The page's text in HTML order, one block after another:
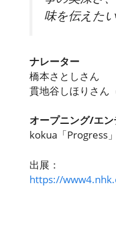
味を伝えた
ナレーター
橋本さとしさん
貫地谷しほりさん
オープニング/エ
kokua「Progress」
出展：
https://